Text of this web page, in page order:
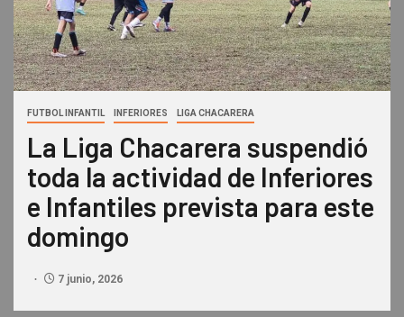
FUTBOL INFANTIL INFERIORES LIGA CHACARERA
La Liga Chacarera suspendió
toda la actividad de Inferiores
e Infantiles prevista para este
domingo
7 junio, 2026